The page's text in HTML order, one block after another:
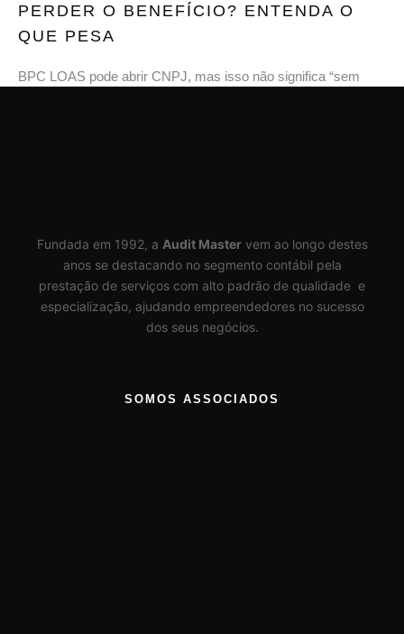
PERDER O BENEFÍCIO? ENTENDA O
QUE PESA
BPC LOAS pode abrir CNPJ, mas isso não significa “sem
Fundada em 1992, a Audit Mastervem ao longo destes
anos se destacando no segmento contábil pela
prestação de serviços com alto padrão de qualidade e
especialização, ajudando empreendedores no sucesso
dos seus negócios.
SOMOS ASSOCIADOS